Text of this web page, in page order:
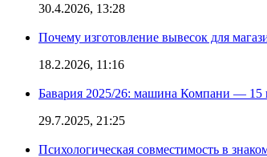
30.4.2026, 13:28
Почему изготовление вывесок для
18.2.2026, 11:16
Бавария 2025/26: машина Компани — 15
29.7.2025, 21:25
Психологическая совместимость в